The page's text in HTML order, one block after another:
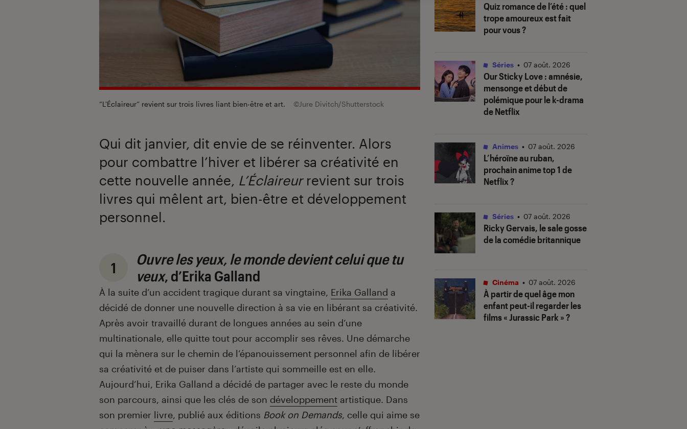
“L'Éclaireur” revient sur trois livres liant bien-être et art. ©Jure Divitch/Shutterstock
Qui dit janvier, dit envie de se réinventer. Alors
pour combattre l’hiver et libérer sa créativité en
cette nouvelle année, L’Éclaireurrevient sur trois
livres qui mêlent art, bien-être et développement
personnel.
1
Ouvre les yeux, le monde devient celui que tu
veux, d’Erika Galland
À la suite d’un accident tragique durant sa vingtaine, Erika Galland a
décidé de donner une nouvelle direction à sa vie en libérant sa créativité.
Après avoir travaillé durant de longues années au sein d’une
multinationale, elle quitte tout pour accomplir ses rêves. Une démarche
qui la mènera sur le chemin de l’épanouissement personnel afin de libérer
sa créativité et de puiser dans l’artiste qui sommeille est en elle.
Aujourd’hui, Erika Galland a décidé de partager avec le reste du monde
son parcours, ainsi que les clés de son développement artistique. Dans
son premier livre, publié aux éditions Book on Demands, celle qui aime se
Quiz romance de l’été : quel
trope amoureux est fait
pour vous ?
Our Sticky Love: amnésie,
mensonge et début de
polémique pour le k-drama
de Netflix
Séries • 07 août. 2026
L’héroïne au ruban,
prochain anime top 1 de
Netflix ?
Animes • 07 août. 2026
Ricky Gervais, le sale gosse
de la comédie britannique
Séries • 07 août. 2026
À partir de quel âge mon
enfant peut-il regarder les
films « Jurassic Park » ?
Cinéma • 07 août. 2026